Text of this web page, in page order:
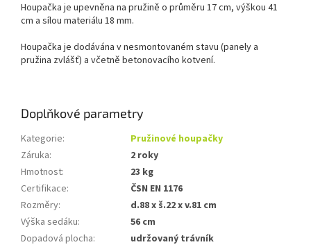
Houpačka je upevněna na pružině o průměru 17 cm, výškou 41
cm a sílou materiálu 18 mm.
Houpačka je dodávána v nesmontovaném stavu (panely a
pružina zvlášť) a včetně betonovacího kotvení.
Doplňkové parametry
Kategorie:
Pružinové houpačky
Záruka:
2 roky
Hmotnost:
23 kg
Certifikace:
ČSN EN 1176
Rozměry:
d.88 x š.22 x v.81 cm
Výška sedáku:
56 cm
Dopadová plocha:
udržovaný trávník